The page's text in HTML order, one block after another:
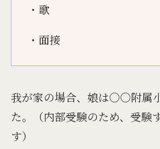
・歌
・面接
我が家の場合、娘は○○附属
た。（内部受験のため、受験
す）